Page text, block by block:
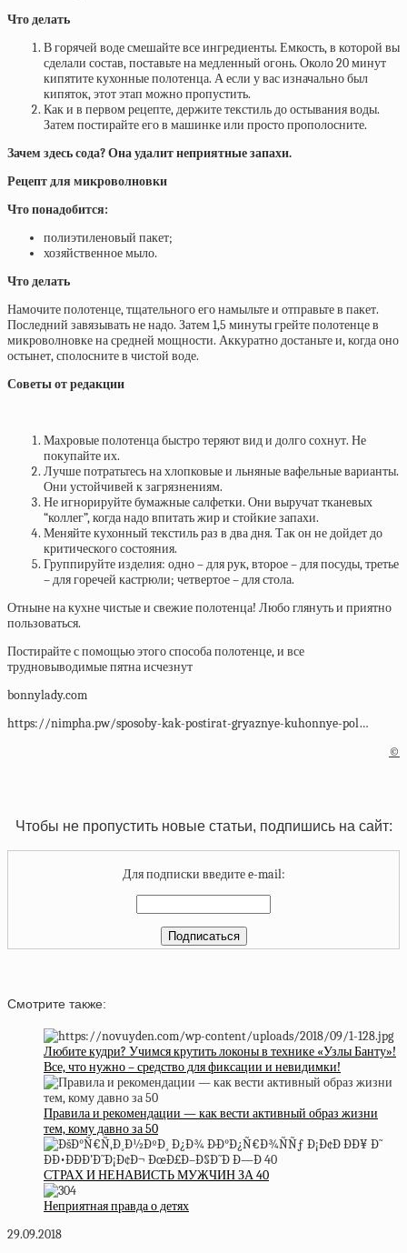
Что делать
В горячей воде смешайте все ингредиенты. Емкость, в которой вы
сделали состав, поставьте на медленный огонь. Около 20 минут
кипятите кухонные полотенца. А если у вас изначально был
кипяток, этот этап можно пропустить.
Как и в первом рецепте, держите текстиль до остывания воды.
Затем постирайте его в машинке или просто прополосните.
Зачем здесь сода? Она удалит неприятные запахи.
Рецепт для микроволновки
Что понадобится:
полиэтиленовый пакет;
хозяйственное мыло.
Что делать
Намочите полотенце, тщательного его намыльте и отправьте в пакет.
Последний завязывать не надо. Затем 1,5 минуты грейте полотенце в
микроволновке на средней мощности. Аккуратно достаньте и, когда оно
остынет, сполосните в чистой воде.
Советы от редакции
Махровые полотенца быстро теряют вид и долго сохнут. Не
покупайте их.
Лучше потратьтесь на хлопковые и льняные вафельные варианты.
Они устойчивей к загрязнениям.
Не игнорируйте бумажные салфетки. Они выручат тканевых
“коллег”, когда надо впитать жир и стойкие запахи.
Меняйте кухонный текстиль раз в два дня. Так он не дойдет до
критического состояния.
Группируйте изделия: одно – для рук, второе – для посуды, третье
– для горечей кастрюли; четвертое – для стола.
Отныне на кухне чистые и свежие полотенца! Любо глянуть и приятно
пользоваться.
Постирайте с помощью этого способа полотенце, и все
трудновыводимые пятна исчезнут
bonnylady.com
https://nimpha.pw/sposoby-kak-postirat-gryaznye-kuhonnye-pol…
©
Чтобы не пропустить новые статьи, подпишись на сайт:
Для подписки введите e-mail:
Смотрите также:
Любите кудри? Учимся крутить локоны в технике «Узлы Банту»!
Все, что нужно – средство для фиксации и невидимки!
Правила и рекомендации — как вести активный образ жизни
тем, кому давно за 50
СТРАХ И НЕНАВИСТЬ МУЖЧИН ЗА 40
Неприятная правда о детях
29.09.2018